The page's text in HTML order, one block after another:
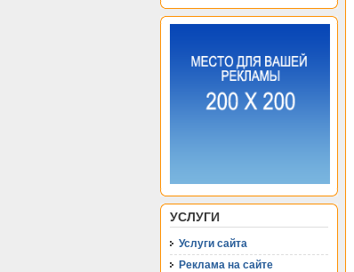
УСЛУГИ
Услуги сайта
Реклама на сайте